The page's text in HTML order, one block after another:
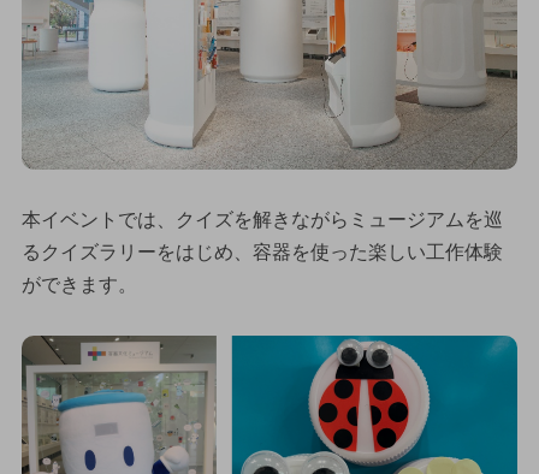
本イベントでは、クイズを解きながらミュージアムを巡
るクイズラリーをはじめ、容器を使った楽しい工作体験
ができます。